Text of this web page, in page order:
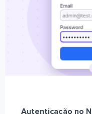
Autenticação no